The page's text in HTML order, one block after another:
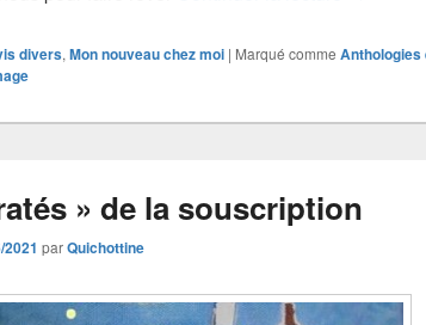
divers, Mon nouveau chez moi | Marqué comme Anthologies
» de la souscription
2021 parQuichottine